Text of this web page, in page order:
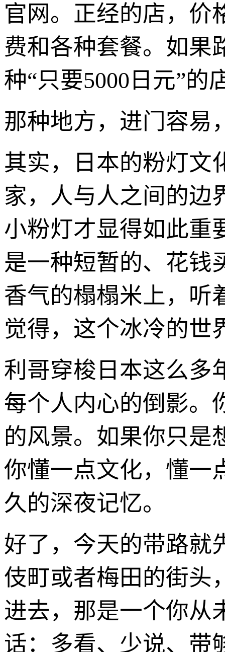
官网。正经的店，价
费和各种套餐。如果
种“只要5000日元”
那种地方，进门容易
其实，日本的粉灯文
家，人与人之间的边
小粉灯才显得如此重
是一种短暂的、花钱
香气的榻榻米上，听
觉得，这个冰冷的世
利哥穿梭日本这么多
每个人内心的倒影。
的风景。如果你只是
你懂一点文化，懂一
久的深夜记忆。
好了，今天的带路就
伎町或者梅田的街头
进去，那是一个你从
话：多看、少说、带